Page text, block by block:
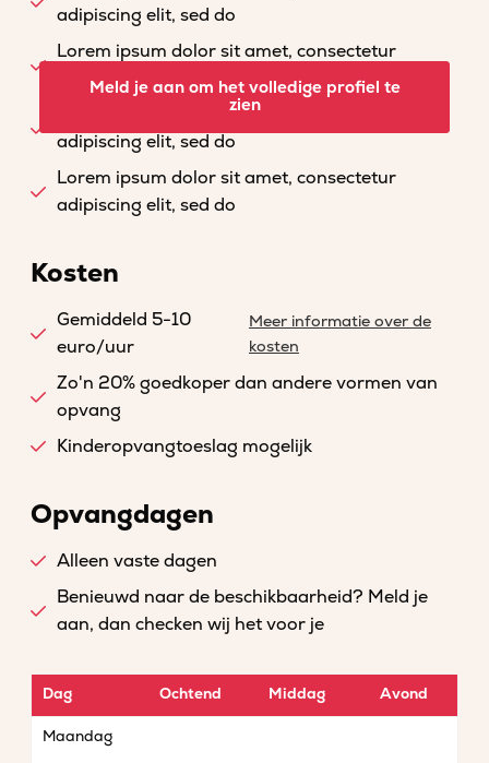
adipiscing elit, sed do
Lorem ipsum dolor sit amet, consectetur
adipiscing elit, sed do
Lorem ipsum dolor sit amet, consectetur
adipiscing elit, sed do
Lorem ipsum dolor sit amet, consectetur
adipiscing elit, sed do
Meld je aan om het volledige profiel te
zien
Kosten
Gemiddeld 5-10
euro/uur
Meer informatie over de
kosten
Zo'n 20% goedkoper dan andere vormen van
opvang
Kinderopvangtoeslag mogelijk
Opvangdagen
Alleen vaste dagen
Benieuwd naar de beschikbaarheid? Meld je
aan, dan checken wij het voor je
Dag Ochtend Middag Avond
Maandag